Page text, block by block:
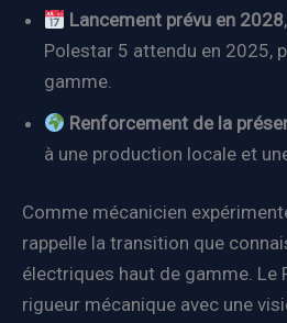
Lancement prévu en 2028
Polestar 5 attendu en 2025,
gamme.
Renforcement de la
à une production locale et
Comme mécanicien
rappelle la transition que
électriques haut de gamme. Le
rigueur mécanique avec une